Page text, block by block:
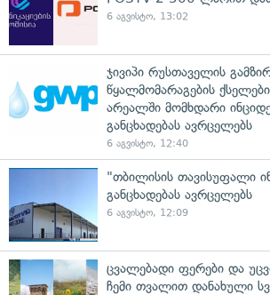
6 აგვისტო, 13:02
ჯივიპი რუსთაველის
წყალმომარაგების
არეალში მომხდარი
განცხადებას ავრცელებს
6 აგვისტო, 12:40
"თბილისის თავისუფალი
განცხადებას ავრცელებს
6 აგვისტო, 12:09
ცვალებადი ფერები და
ჩემი თვალით დანახული